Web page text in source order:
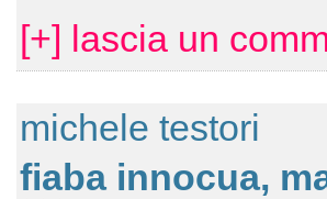
[+] lascia un
michele testori
fiaba innocua,